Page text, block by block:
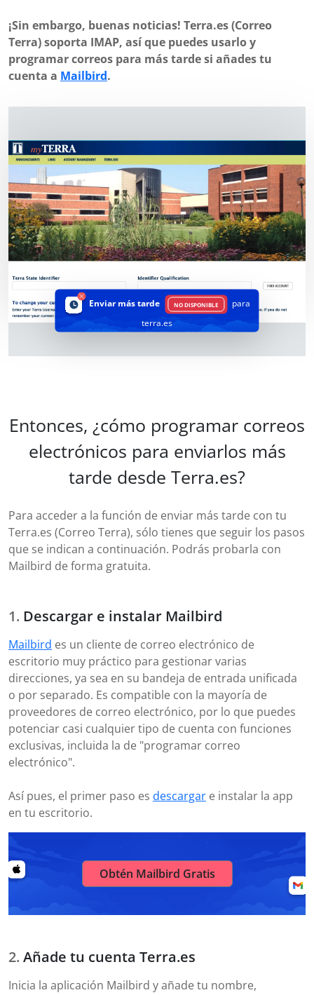
¡Sin embargo, buenas noticias! Terra.es (Correo
Terra) soporta IMAP, así que puedes usarlo y
programar correos para más tarde si añades tu
cuenta a Mailbird.
Enviar más tarde NO DISPONIBLE
para
terra.es
Entonces, ¿cómo programar correos
electrónicos para enviarlos más
tarde desde Terra.es?
Para acceder a la función de enviar más tarde con tu
Terra.es (Correo Terra), sólo tienes que seguir los pasos
que se indican a continuación. Podrás probarla con
Mailbird de forma gratuita.
Descargar e instalar Mailbird
Mailbird es un cliente de correo electrónico de
escritorio muy práctico para gestionar varias
direcciones, ya sea en su bandeja de entrada unificada
o por separado. Es compatible con la mayoría de
proveedores de correo electrónico, por lo que puedes
potenciar casi cualquier tipo de cuenta con funciones
exclusivas, incluida la de "programar correo
electrónico".
Así pues, el primer paso es descargar e instalar la app
en tu escritorio.
Obtén Mailbird Gratis
Añade tu cuenta Terra.es
Inicia la aplicación Mailbird y añade tu nombre,